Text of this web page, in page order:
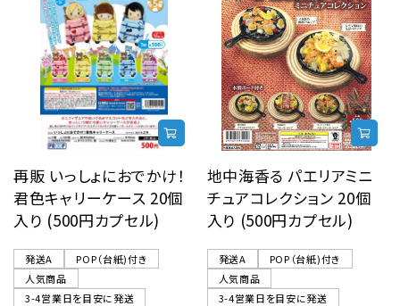
再販 いっしょにおでかけ！
君色キャリーケース 20個
入り (500円カプセル)
発送A
POP（台紙)付き
人気商品
3-4営業日を目安に発送
地中海香る パエリアミニ
チュアコレクション 20個
入り (500円カプセル)
発送A
POP（台紙)付き
人気商品
3-4営業日を目安に発送